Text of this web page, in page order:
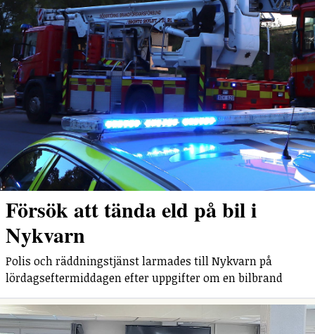
Försök att tända eld på bil i
Nykvarn
Polis och räddningstjänst larmades till Nykvarn på
lördagseftermiddagen efter uppgifter om en bilbrand